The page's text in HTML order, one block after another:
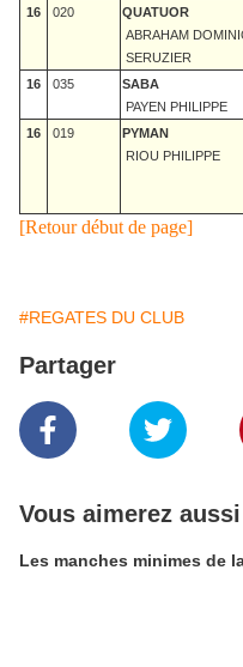
16 020
QUATUOR
ABRAHAM
SERUZIER
16 035
SABA
PAYEN PHILIPPE
16 019
PYMAN
RIOU PHILIPPE
[Retour début de page]
#REGATES DU CLUB
Partager
Vous aimerez aussi
Les manches minimes de